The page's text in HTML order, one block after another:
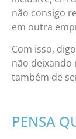
não consigo
em outra
Com isso,
não deixando
também de
PENSA